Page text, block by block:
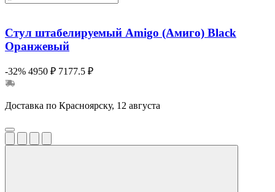
Стул штабелируемый Amigo (Амиго) Black
Оранжевый
-32% 4950 ₽ 7177.5 ₽
Доставка по Красноярску, 12 августа